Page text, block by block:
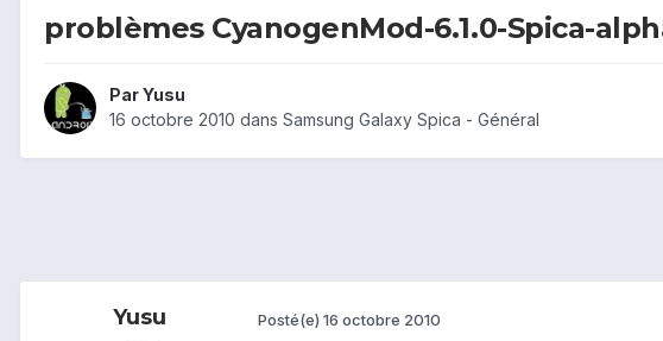
problèmes CyanogenMod-6.1.0-Spica-
ParYusu
16 octobre 2010 dans Samsung Galaxy Spica - Général
Yusu Posté(e) 16 octobre 2010